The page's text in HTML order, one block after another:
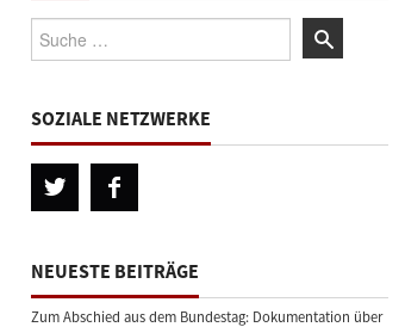
Suche:
SOZIALE NETZWERKE
NEUESTE BEITRÄGE
Zum Abschied aus dem Bundestag: Dokumentation über